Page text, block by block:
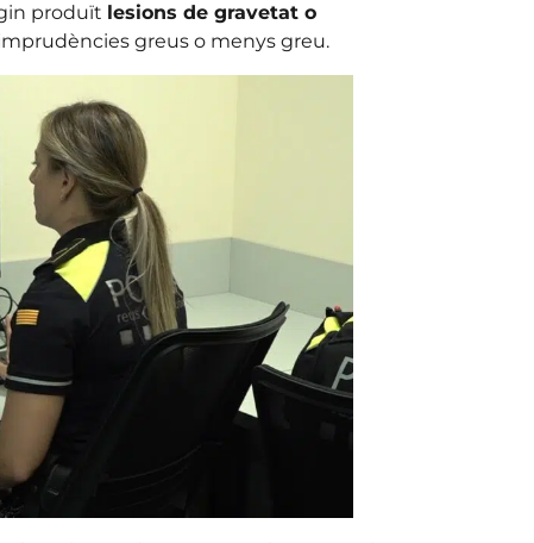
produït lesions de gravetat o
greus o menys greu.